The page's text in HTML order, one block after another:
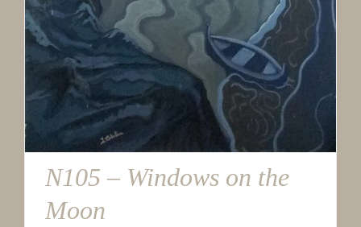
N105 – Windows on the
Moon